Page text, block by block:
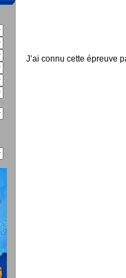
J’ai connu cette épreuve